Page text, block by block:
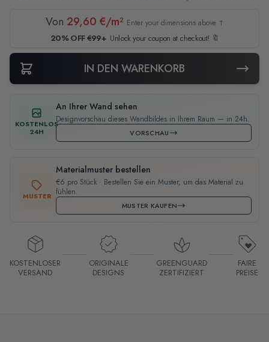
Von 29,60 €/m² Enter your dimensions above ↑
20% OFF €99+ Unlock your coupon at checkout! 🔖
IN DEN WARENKORB
KOSTENLOS
24H
An Ihrer Wand sehen
Designvorschau dieses Wandbildes in Ihrem Raum — in 24h.
VORSCHAU
MUSTER
Materialmuster bestellen
€6 pro Stück · Bestellen Sie ein Muster, um das Material zu
fühlen.
MUSTER KAUFEN
KOSTENLOSER
VERSAND
ORIGINALE
DESIGNS
GREENGUARD
ZERTIFIZIERT
FAIRE
PREISE